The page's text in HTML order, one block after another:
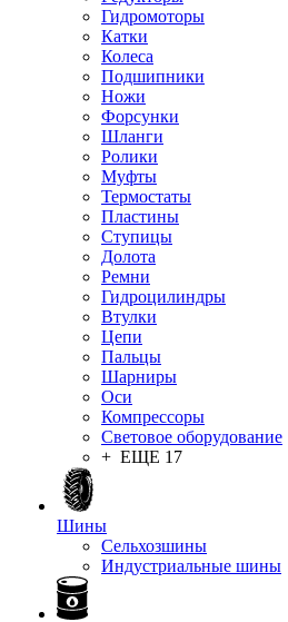
Гидромоторы
Катки
Колеса
Подшипники
Ножи
Форсунки
Шланги
Ролики
Муфты
Термостаты
Пластины
Ступицы
Долота
Ремни
Гидроцилиндры
Втулки
Цепи
Пальцы
Шарниры
Оси
Компрессоры
Световое оборудование
+ ЕЩЕ 17
Шины
Сельхозшины
Индустриальные шины